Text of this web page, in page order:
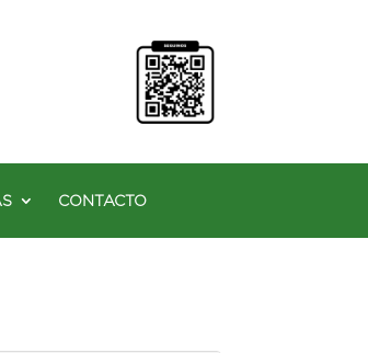
CONTACTO